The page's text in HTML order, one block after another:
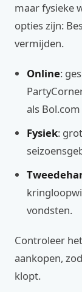
maar fysieke
opties zijn:
vermijden.
Online:
als
Fysiek:
vondsten.
Controleer
aankopen,
klopt.